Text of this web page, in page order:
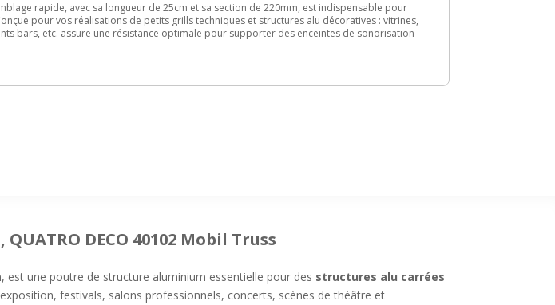
rapide, avec sa longueur de 25cm et sa section de 220mm, est indispensable pour
pour vos réalisations de petits grills techniques et structures alu décoratives : vitrines,
bars, etc. assure une résistance optimale pour supporter des enceintes de sonorisation
DECO 40102 Mobil Truss
est une poutre de structure aluminium essentielle pour des structures alu carrées
festivals, salons professionnels, concerts, scènes de théâtre et